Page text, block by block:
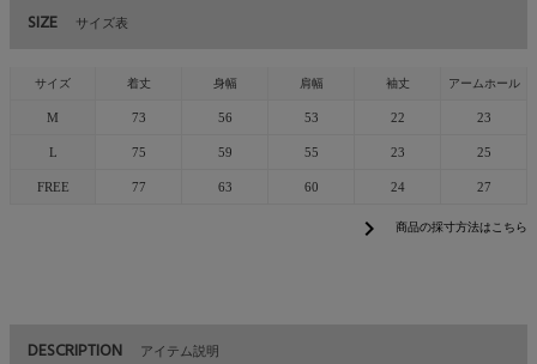
SIZE サイズ表
サイズ 着丈 身幅 肩幅 袖丈 アームホール
M 73 56 53 22 23
L 75 59 55 23 25
FREE 77 63 60 24 27
chevron_right 商品の採寸方法はこちら
DESCRIPTION アイテム説明